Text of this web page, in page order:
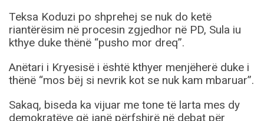
Teksa Koduzi po shprehej se nuk do ketë
riantërësim në procesin zgjedhor në PD, Sula iu
kthye duke thënë “pusho mor dreq”.
Anëtari i Kryesisë i është kthyer menjëherë duke i
thënë “mos bëj si nevrik kot se nuk kam mbaruar”.
Sakaq, biseda ka vijuar me tone të larta mes dy
demokratëve që janë përfshirë në debat për